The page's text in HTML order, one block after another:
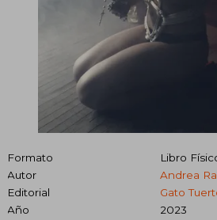
Formato
Libro
Autor
Andrea
Editorial
Gato
Año
2023